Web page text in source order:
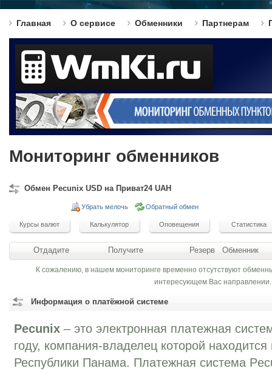
Главная О сервисе Обменники Партнерам
Мониторинг обменников
Обмен Pecunix USD на Приват24 UAH
Убрать мелочь Обратный обмен
Отдадите Получите Резерв Обменник
К сожалению, в нашем мониторинге временно отсутствуют
интересующем Вас направлении.
Информация о платёжной системе
Pecunix – это электронная платежная
году, компания-владелец которой
Республики Панама. Платежная система